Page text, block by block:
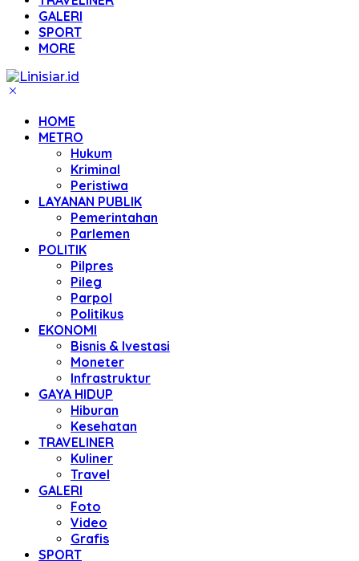
GALERI
SPORT
MORE
HOME
METRO
Hukum
Kriminal
Peristiwa
LAYANAN PUBLIK
Pemerintahan
Parlemen
POLITIK
Pilpres
Pileg
Parpol
Politikus
EKONOMI
Bisnis & Ivestasi
Moneter
Infrastruktur
GAYA HIDUP
Hiburan
Kesehatan
TRAVELINER
Kuliner
Travel
GALERI
Foto
Video
Grafis
SPORT